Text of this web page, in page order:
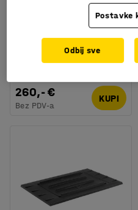
1200x800x152 mm, 500
725801
260,- €
Bez PDV-a
KUPI
Postavke
Odbij sve